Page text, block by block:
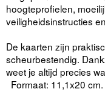
hoogteprofielen,
veiligheidsinstructies
De kaarten zijn
scheurbestendig.
weet je altijd precies
Formaat: 11,1x20 cm.